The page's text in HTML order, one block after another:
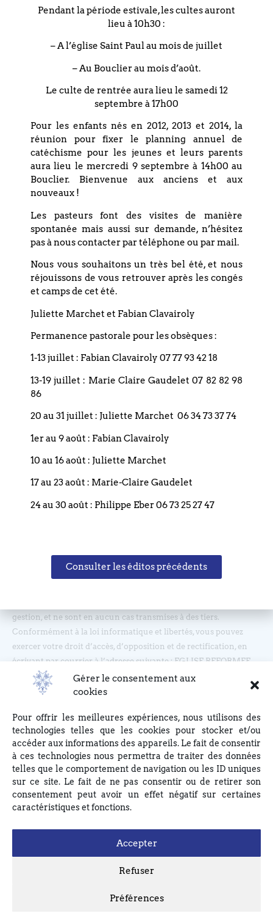
Gérer le consentement aux
cookies
Pour offrir les meilleures expériences, nous utilisons des
technologies telles que les cookies pour stocker et/ou
accéder aux informations des appareils. Le fait de consentir
à ces technologies nous permettra de traiter des données
telles que le comportement de navigation ou les ID uniques
sur ce site. Le fait de ne pas consentir ou de retirer son
consentement peut avoir un effet négatif sur certaines
caractéristiques et fonctions.
Accepter
Refuser
Préférences
apporter la fraîcheur de l’aurore
pour notre terre flétrie
mystérieux visiteur
Coordonnées
Eglise réformée du Bouclier
67000 STRASBOURG
France
Email : paroisse.bouclier@orange.fr
Restez informé(e), abonnez-vous !
Les informations recueillies sur nos formulaires sont
enregistrées dans un fichier informatisé géré par l'Eglise
gestion, et ne sont en aucun cas transmises à des tiers.
Conformément à la loi informatique et libertés, vous pouvez
exercer votre droit d’accès, d’opposition et de rectification, en
écrivant par courrier à l’adresse suivante : EGLISE REFORMEE
DU BOUCLIER, 4 rue du Bouclier, 67000 STRASBOURG ou en
écrivant à eglise(at)lebouclier.fr
Je m'abonne
Pendant la période estivale, les cultes auront
lieu à 10h30 :
– A l’église Saint Paul au mois de juillet
– Au Bouclier au mois d’août.
Le culte de rentrée aura lieu le samedi 12
septembre à 17h00
Pour les enfants nés en 2012, 2013 et 2014, la
réunion pour fixer le planning annuel de
catéchisme pour les jeunes et leurs parents
aura lieu le mercredi 9 septembre à 14h00 au
Bouclier. Bienvenue aux anciens et aux
nouveaux !
Les pasteurs font des visites de manière
spontanée mais aussi sur demande, n’hésitez
pas à nous contacter par téléphone ou par mail.
Nous vous souhaitons un très bel été, et nous
réjouissons de vous retrouver après les congés
et camps de cet été.
Juliette Marchet et Fabian Clavairoly
Permanence pastorale pour les obsèques :
1-13 juillet : Fabian Clavairoly 07 77 93 42 18
13-19 juillet : Marie Claire Gaudelet 07 82 82 98
86
20 au 31 juillet : Juliette Marchet 06 34 73 37 74
1er au 9 août : Fabian Clavairoly
10 au 16 août : Juliette Marchet
17 au 23 août : Marie-Claire Gaudelet
24 au 30 août : Philippe Eber 06 73 25 27 47
Consulter les éditos précédents